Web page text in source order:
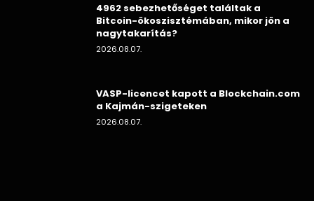
4962 sebezhetőséget találtak a
Bitcoin-ökoszisztémában, mikor jön a
nagytakarítás?
2026.08.07.
VASP-licencet kapott a Blockchain.com
a Kajmán-szigeteken
2026.08.07.